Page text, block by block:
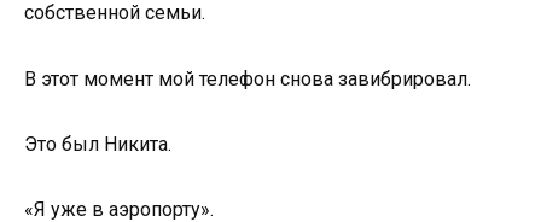
собственной семьи.
В этот момент мой телефон снова завибрировал.
Это был Никита.
«Я уже в аэропорту».